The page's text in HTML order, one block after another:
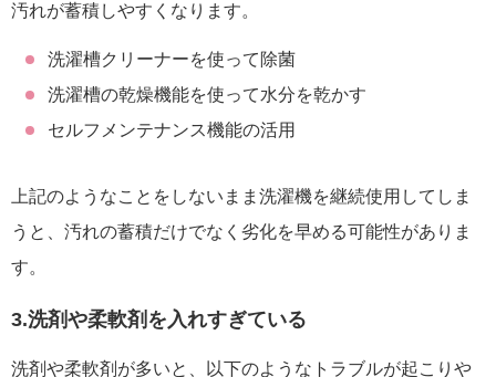
汚れが蓄積しやすくなります。
洗濯槽クリーナーを使って除菌
洗濯槽の乾燥機能を使って水分を乾かす
セルフメンテナンス機能の活用
上記のようなことをしないまま洗濯機を継続使用してしま
うと、汚れの蓄積だけでなく劣化を早める可能性がありま
す。
3.洗剤や柔軟剤を入れすぎている
洗剤や柔軟剤が多いと、以下のようなトラブルが起こりや